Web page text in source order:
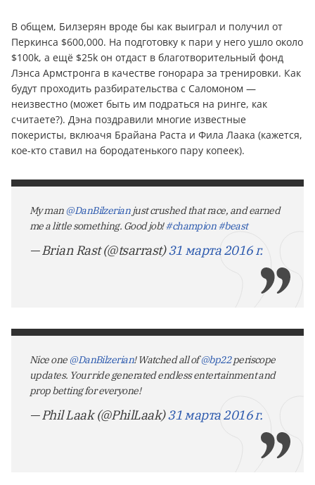
В общем, Билзерян вроде бы как выиграл и получил от
Перкинса $600,000. На подготовку к пари у него ушло около
$100k, а ещё $25k он отдаст в благотворительный фонд
Лэнса Армстронга в качестве гонорара за тренировки. Как
будут проходить разбирательства с Саломоном —
неизвестно (может быть им подраться на ринге, как
считаете?). Дэна поздравили многие известные
покеристы, вклюачя Брайана Раста и Фила Лаака (кажется,
кое-кто ставил на бородатенького пару копеек).
My man @DanBilzerianjust crushed that race, and earned
me a little something. Good job!#champion #beast
— Brian Rast (@tsarrast)31 марта 2016 г.
Nice one @DanBilzerian! Watched all of@bp22periscope
updates. Your ride generated endless entertainment and
prop betting for everyone!
— Phil Laak (@PhilLaak)31 марта 2016 г.